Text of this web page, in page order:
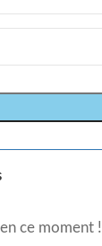
ce moment !